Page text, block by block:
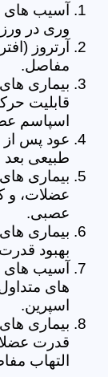
آسیب های
وری در
آرتروز
مفاصل.
بیماری
قابلیت
اسپاسم
عود پس
طبیعی
بیماری
عضلات، و
عصبی.
بیماری
بهبود
آسیب های
های
اسپرین.
بیماری
قدرت
التهاب